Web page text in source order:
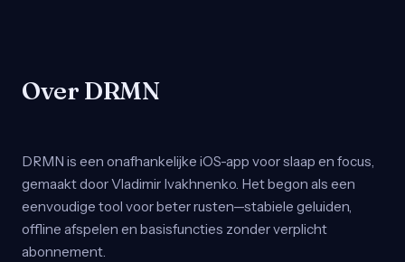
Over DRMN
DRMN is een onafhankelijke iOS-app voor slaap en focus,
gemaakt door Vladimir Ivakhnenko. Het begon als een
eenvoudige tool voor beter rusten—stabiele geluiden,
offline afspelen en basisfuncties zonder verplicht
abonnement.